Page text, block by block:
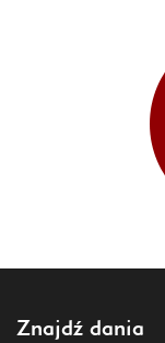
Znajdź dania